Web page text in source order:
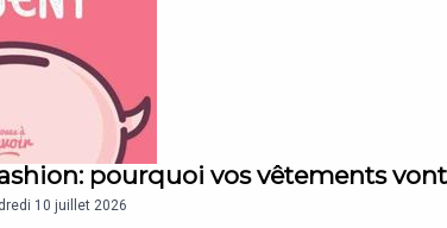
pourquoi vos vêtements
10 juillet 2026